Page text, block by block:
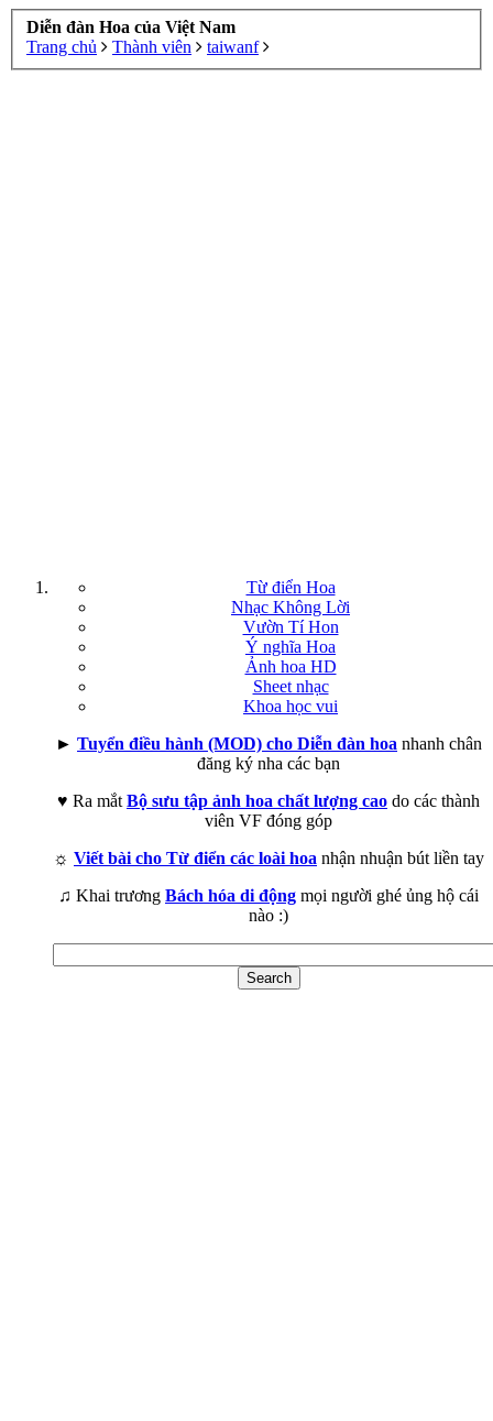
Diễn đàn Hoa của Việt Nam
Trang chủ
Thành viên taiwanf
Từ điển Hoa
Nhạc Không Lời
Vườn Tí Hon
Ý nghĩa Hoa
Ảnh hoa HD
Sheet nhạc
Khoa học vui
► Tuyển điều hành (MOD) cho Diễn đàn hoa nhanh chân
đăng ký nha các bạn
♥ Ra mắt Bộ sưu tập ảnh hoa chất lượng cao do các thành
viên VF đóng góp
☼ Viết bài cho Từ điển các loài hoa nhận nhuận bút liền tay
♫ Khai trương Bách hóa di động mọi người ghé ủng hộ cái
nào :)